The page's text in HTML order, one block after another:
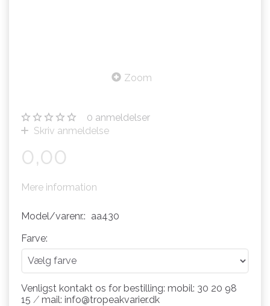
Zoom
0 anmeldelser
Skriv anmeldelse
0,00
Mere information
Model/varenr.: aa430
Farve:
Venligst kontakt os for bestilling: mobil: 30 20 98
15 ⁄ mail: info@tropeakvarier.dk